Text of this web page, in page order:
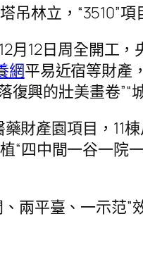
林立，“3510”項
月12日周全開工
網平易近宿等財產
興的壯美畫卷”“
財產園項目，11
“四中間一谷一院
兩平臺、一示范